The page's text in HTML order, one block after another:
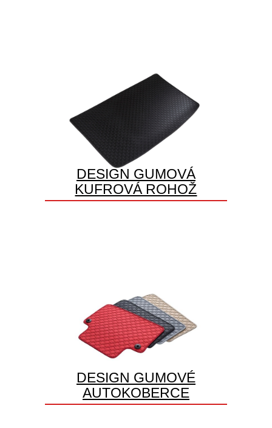
DESIGN GUMOVÁ
KUFROVÁ ROHOŽ
DESIGN GUMOVÉ
AUTOKOBERCE